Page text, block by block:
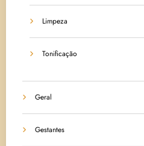
Limpeza
Tonificação
Geral
Gestantes